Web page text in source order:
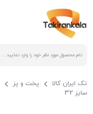
تک ایران کالا پخت و پز
سایز 32